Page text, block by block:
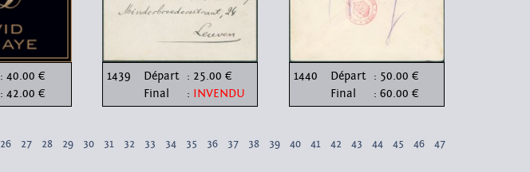
: 40.00 €
: 42.00 €
1439 Départ : 25.00 €
Final
: INVENDU
1440 Départ : 50.00 €
Final
: 60.00 €
26 27 28 29 30 31 32 33 34 35 36 37 38 39 40 41 42 43 44 45 46 47